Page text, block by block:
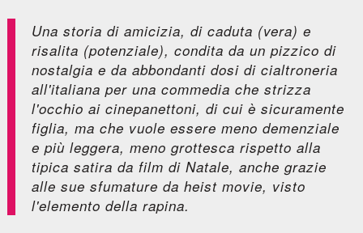
Una storia di amicizia, di caduta (vera) e
risalita (potenziale), condita da un pizzico di
nostalgia e da abbondanti dosi di cialtroneria
all'italiana per una commedia che strizza
l'occhio ai cinepanettoni, di cui è sicuramente
figlia, ma che vuole essere meno demenziale
e più leggera, meno grottesca rispetto alla
tipica satira da film di Natale, anche grazie
alle sue sfumature da heist movie, visto
l'elemento della rapina.